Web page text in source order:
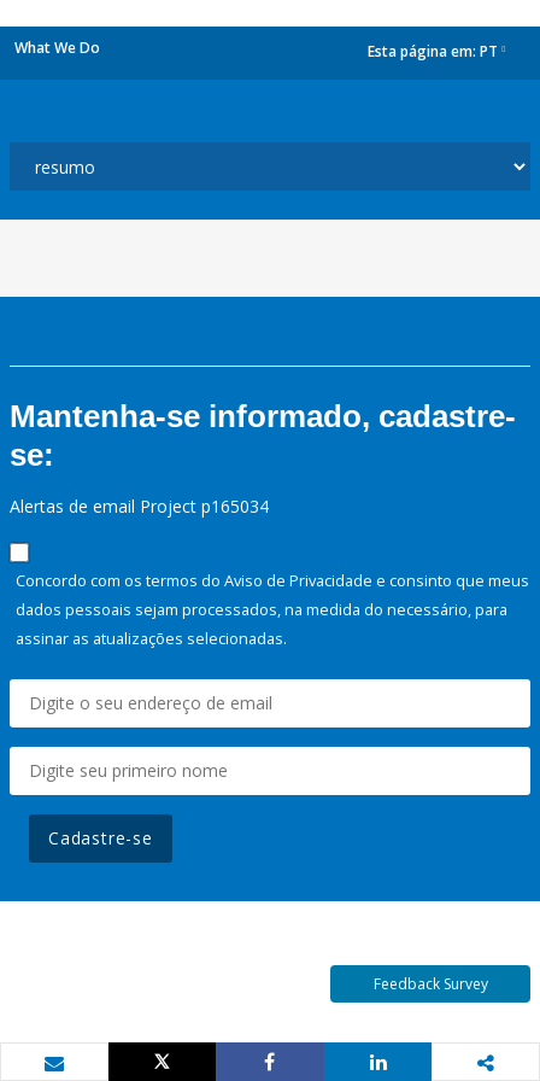
What We Do Esta página em: PT
Mantenha-se informado, cadastre-
se:
Alertas de email Project p165034
Concordo com os termos do Aviso de Privacidade e consinto que meus
dados pessoais sejam processados, na medida do necessário, para
assinar as atualizações selecionadas.
Cadastre-se
Feedback Survey